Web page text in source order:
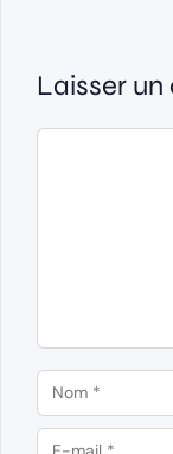
Laisser
Commentaire
Nom
E-